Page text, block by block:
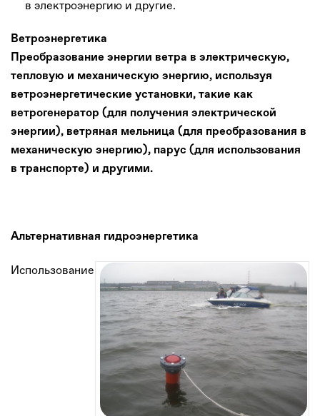
в электроэнергию и другие.
Ветроэнергетика
Преобразование энергии ветра в электрическую,
тепловую и механическую энергию, используя
ветроэнергетические установки, такие как
ветрогенератор (для получения электрической
энергии), ветряная мельница (для преобразования в
механическую энергию), парус (для использования
в транспорте) и другими.
Альтернативная гидроэнергетика
Использование